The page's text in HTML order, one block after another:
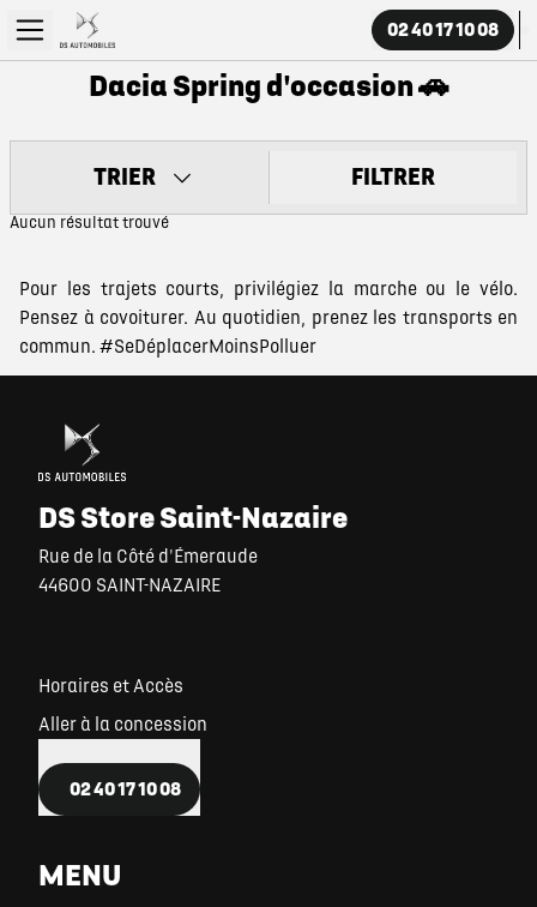
02 40 17 10 08
Dacia Spring d'occasion 🚗
TRIER FILTRER
Aucun résultat trouvé
Pour les trajets courts, privilégiez la marche ou le vélo.
Pensez à covoiturer. Au quotidien, prenez les transports en
commun. #SeDéplacerMoinsPolluer
DS Store Saint-Nazaire
Rue de la Côté d'Émeraude
44600 SAINT-NAZAIRE
Horaires et Accès
Aller à la concession
02 40 17 10 08
MENU